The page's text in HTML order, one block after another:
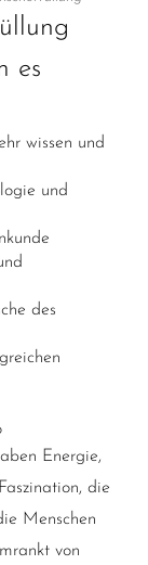
es
wissen und
und
des
Energie,
die
Menschen
von